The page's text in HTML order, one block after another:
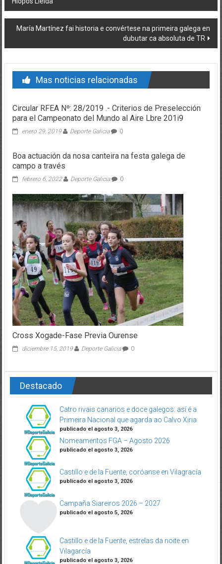
María Martínez fai historia e convértese na primeira galega en
dubutar ca absoluta de TR
Mas noticias relacionadas
Circular RFEA Nº: 28/2019 .- Criterios de Preselección
para el Campeonato del Mundo al Aire Lbre 201i9
enero 29, 2019 Deporte Galicia 0
Boa actuación da nosa canteira na festa galega de
campo a través
febrero 6, 2022 Deporte Galicia 0
Cross Xogade-Fase Previa Ourense
diciembre 15, 2019 Deporte Galicia 0
Destacado
Catro rivais canarios e doce galegos: así é a
Primeira Nacional que agarda ao Calvo Xiria
publicado el agosto 3, 2026
Nomeamentos FGA – Agosto 2026
publicado el agosto 3, 2026
Castillo e de la Fuente, coróanse en Vilagracía
publicado el agosto 3, 2026
Campaña Siareiros 2026 – 2027
publicado el agosto 5, 2026
Castillo e de la Fuente, estrelas da noite en
Vilagarcía
publicado el agosto 3, 2026